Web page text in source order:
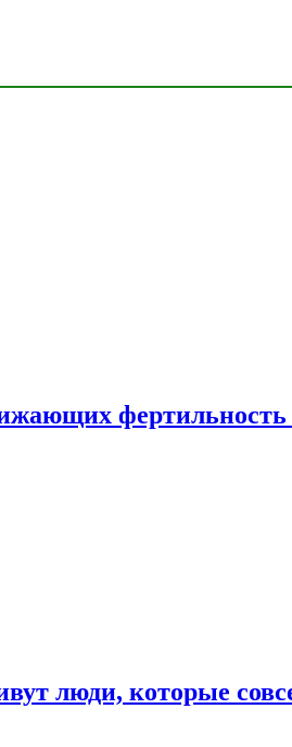
фертильность
люди, которые